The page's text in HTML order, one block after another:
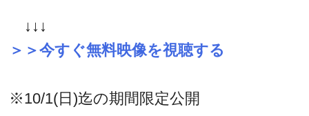
↓↓↓
＞＞今すぐ無料映像を視聴する
※10/1(日)迄の期間限定公開